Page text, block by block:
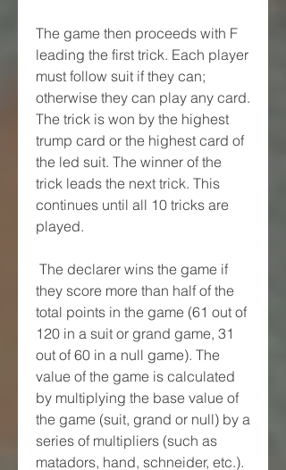
The game then proceeds with F
leading the first trick. Each player
must follow suit if they can;
otherwise they can play any card.
The trick is won by the highest
trump card or the highest card of
the led suit. The winner of the
trick leads the next trick. This
continues until all 10 tricks are
played.
they score more than half of the
total points in the game (61 out of
120 in a suit or grand game, 31
out of 60 in a null game). The
value of the game is calculated
by multiplying the base value of
the game (suit, grand or null) by a
series of multipliers (such as
matadors, hand, schneider, etc.).